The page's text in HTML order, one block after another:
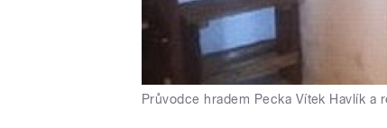
Průvodce hradem Pecka Vítek Havlík a